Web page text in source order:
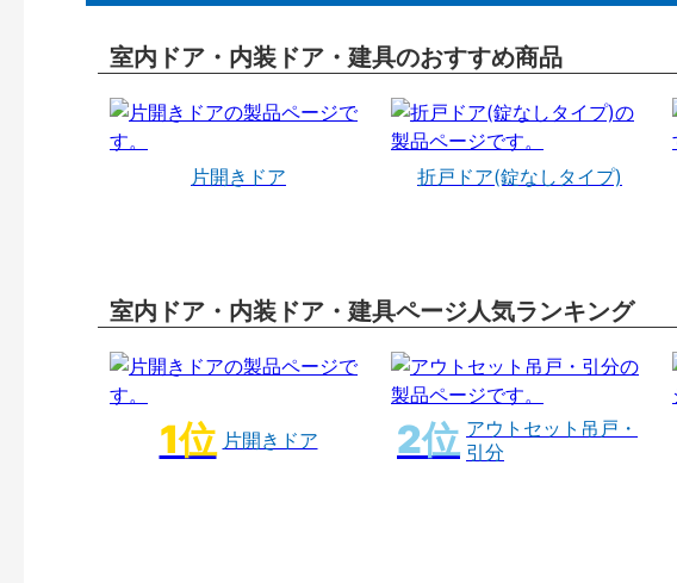
室内ドア・内装ドア・建具のおすすめ商品
片開きドア 折戸ドア(錠なしタイプ)
室内ドア・内装ドア・建具ページ人気ランキング
片開きドア
アウトセット吊戸・
引分